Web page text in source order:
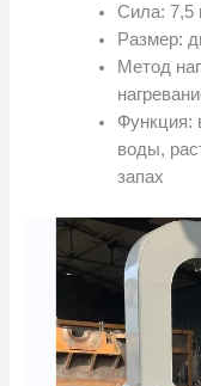
Сила: 7,5
Размер:
Метод
Функция:
воды,
запах